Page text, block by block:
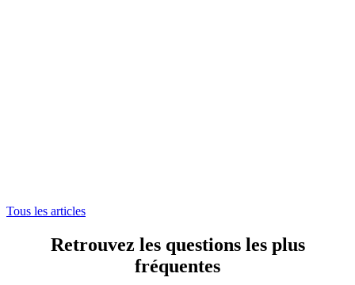
Tous les articles
Retrouvez les questions les plus
fréquentes